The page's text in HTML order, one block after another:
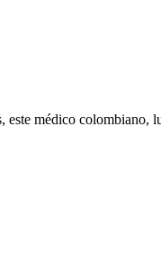
médico